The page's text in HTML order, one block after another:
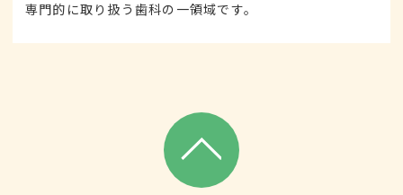
専門的に取り扱う歯科の一領域です。